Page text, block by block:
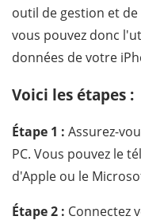
outil de gestion et de
vous pouvez donc
données de votre
Voici les étapes :
Étape 1 : Assurez-
PC. Vous pouvez le
d'Apple ou le
Étape 2 : Connectez